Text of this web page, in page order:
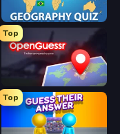
Geography Quiz: Flags and Capitals
Top
OpenGuessr - Geo Guessing
Top